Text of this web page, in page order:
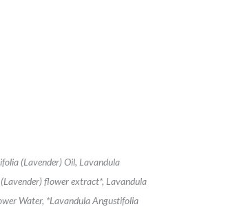
(Lavender) Oil, Lavandula
flower extract*, Lavandula
Water, *Lavandula Angustifolia